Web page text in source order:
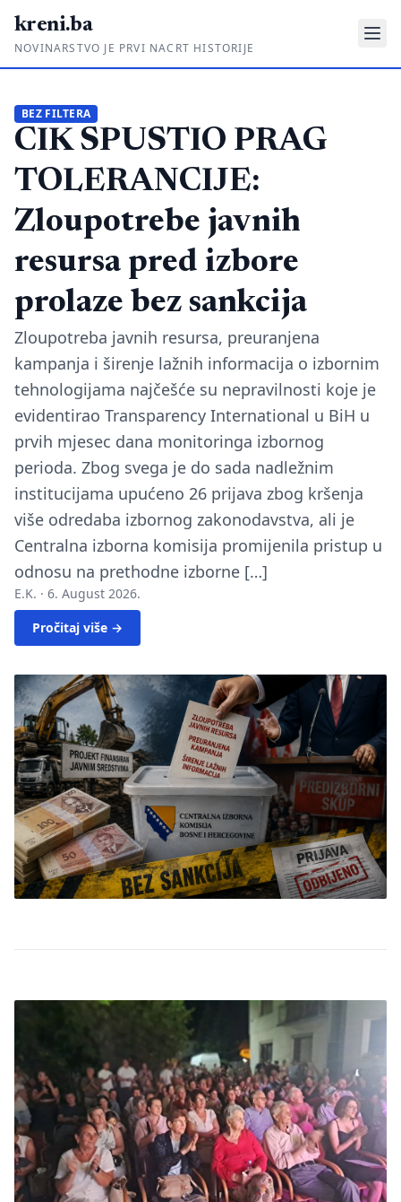
kreni.ba
NOVINARSTVO JE PRVI NACRT HISTORIJE
Priče sa ruba
Ponos i glas
Daljinski u ruke
Romski put
O nama
Impressum
Kontakt
BEZ FILTERA
CIK SPUSTIO PRAG
TOLERANCIJE:
Zloupotrebe javnih
resursa pred izbore
prolaze bez sankcija
Zloupotreba javnih resursa, preuranjena
kampanja i širenje lažnih informacija o izbornim
tehnologijama najčešće su nepravilnosti koje je
evidentirao Transparency International u BiH u
prvih mjesec dana monitoringa izbornog
perioda. Zbog svega je do sada nadležnim
institucijama upućeno 26 prijava zbog kršenja
više odredaba izbornog zakonodavstva, ali je
Centralna izborna komisija promijenila pristup u
odnosu na prethodne izborne […]
E.K. · 6. August 2026.
Pročitaj više →